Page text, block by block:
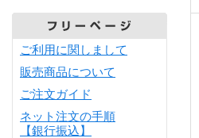
ご利用に関しまして
販売商品について
ご注文ガイド
ネット注文の手順
【銀行振込】